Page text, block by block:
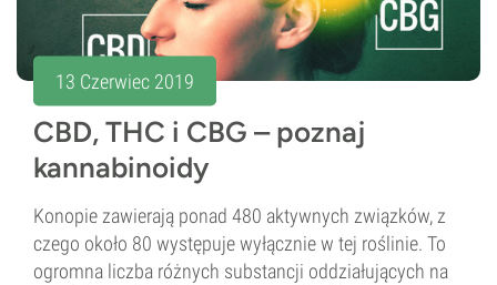
13 Czerwiec 2019
CBD, THC i CBG – poznaj
kannabinoidy
Konopie zawierają ponad 480 aktywnych związków, z
czego około 80 występuje wyłącznie w tej roślinie. To
ogromna liczba różnych substancji oddziałujących na